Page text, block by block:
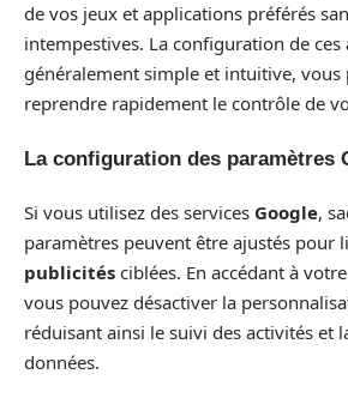
de vos jeux et applications préférés
intempestives. La configuration de ces
généralement simple et intuitive, vous
reprendre rapidement le contrôle de
La configuration des paramètres
Si vous utilisez des services Google,
paramètres peuvent être ajustés pour
publicités ciblées. En accédant à
vous pouvez désactiver la
réduisant ainsi le suivi des activités et
données.